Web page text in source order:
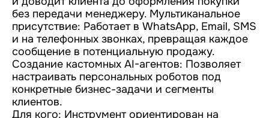
без передачи менеджеру. Мультиканальное
присутствие: Работает в WhatsApp, Email, SMS
и на телефонных звонках, превращая каждое
сообщение в потенциальную продажу.
Создание кастомных AI-агентов: Позволяет
настраивать персональных роботов под
конкретные бизнес-задачи и сегменты
клиентов.
Для кого: Инструмент ориентирован на